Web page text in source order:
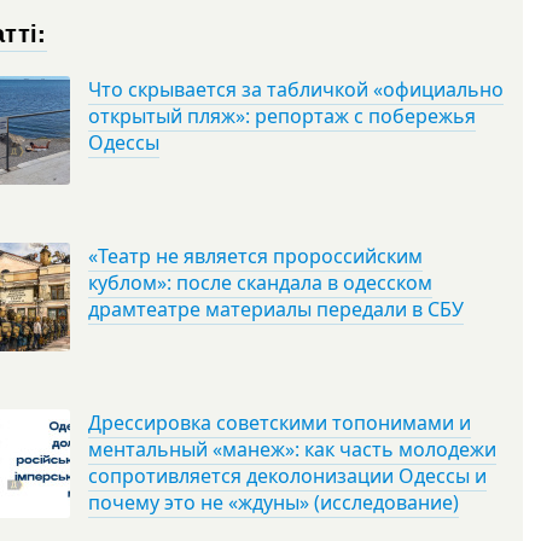
Что скрывается за табличкой «официально
открытый пляж»: репортаж с побережья
Одессы
«Театр не является пророссийским
кублом»: после скандала в одесском
драмтеатре материалы передали в СБУ
Дрессировка советскими топонимами и
ментальный «манеж»: как часть молодежи
сопротивляется деколонизации Одессы и
почему это не «ждуны» (исследование)